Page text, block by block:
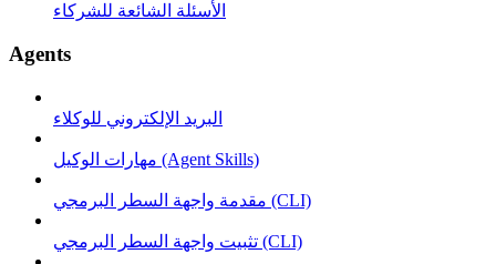
الأسئلة الشائعة للشركاء
Agents
البريد الإلكتروني للوكلاء
مهارات الوكيل (Agent Skills)
مقدمة واجهة السطر البرمجي (CLI)
تثبيت واجهة السطر البرمجي (CLI)